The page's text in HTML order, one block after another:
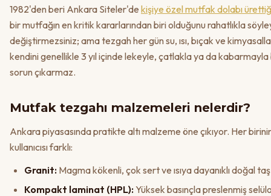
1982'den beri Ankara Siteler'de kişiye özel mutfak dolabı
bir mutfağın en kritik kararlarından biri olduğunu rahatlıkla
değiştirmezsiniz; ama tezgah her gün su, ısı, bıçak ve
kendini genellikle 3 yıl içinde lekeyle, çatlakla ya da
sorun çıkarmaz.
Mutfak tezgahı malzemeleri nelerdir?
Ankara piyasasında pratikte altı malzeme öne çıkıyor. Her
kullanıcısı farklı:
Granit: Magma kökenli, çok sert ve ısıya dayanıklı doğal
Kompakt laminat (HPL):Yüksek basınçla preslenmiş